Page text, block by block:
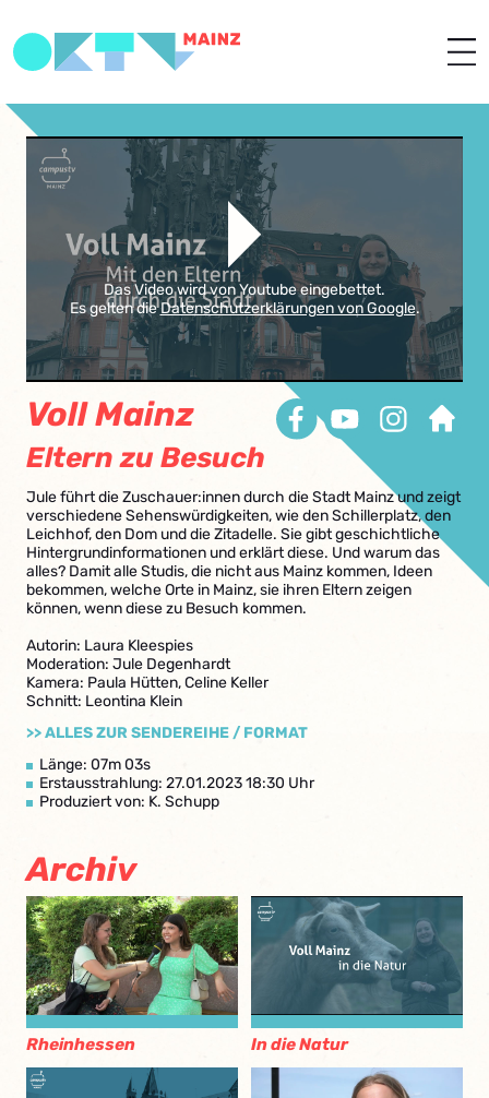
Das Video wird von Youtube eingebettet.
Es gelten dieDatenschutzerklärungen von Google.
Voll Mainz
Eltern zu Besuch
Jule führt die Zuschauer:innen durch die Stadt Mainz und zeigt
verschiedene Sehenswürdigkeiten, wie den Schillerplatz, den
Leichhof, den Dom und die Zitadelle. Sie gibt geschichtliche
Hintergrundinformationen und erklärt diese. Und warum das
alles? Damit alle Studis, die nicht aus Mainz kommen, Ideen
bekommen, welche Orte in Mainz, sie ihren Eltern zeigen
können, wenn diese zu Besuch kommen.
Autorin: Laura Kleespies
Moderation: Jule Degenhardt
Kamera: Paula Hütten, Celine Keller
Schnitt: Leontina Klein
>> ALLES ZUR SENDEREIHE / FORMAT
Länge: 07m 03s
Erstausstrahlung: 27.01.2023 18:30 Uhr
Produziert von: K. Schupp
Archiv
Rheinhessen In die Natur